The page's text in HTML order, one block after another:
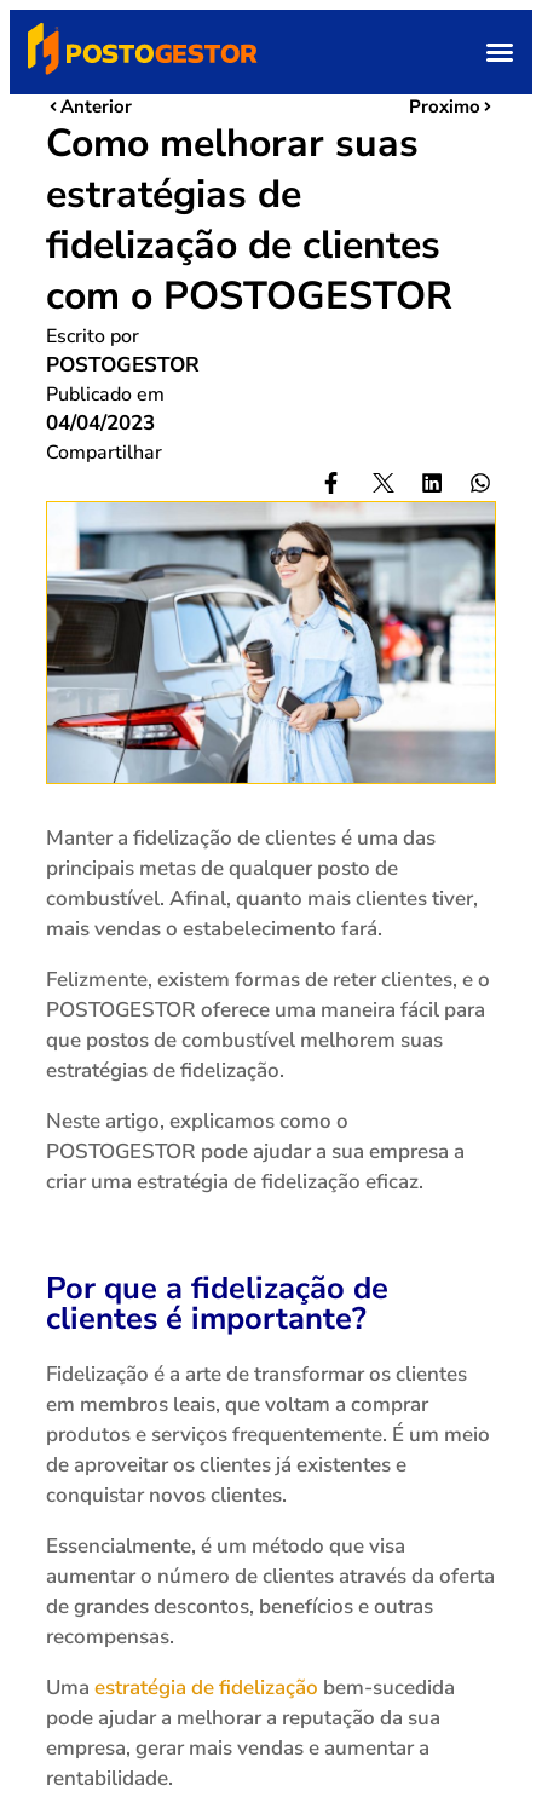
Anterior Proximo
Como melhorar suas
estratégias de
fidelização de clientes
com o POSTOGESTOR
Escrito por
POSTOGESTOR
Publicado em
04/04/2023
Compartilhar
Manter a fidelização de clientes é uma das
principais metas de qualquer posto de
combustível. Afinal, quanto mais clientes tiver,
mais vendas o estabelecimento fará.
Felizmente, existem formas de reter clientes, e o
POSTOGESTOR oferece uma maneira fácil para
que postos de combustível melhorem suas
estratégias de fidelização.
Neste artigo, explicamos como o
POSTOGESTOR pode ajudar a sua empresa a
criar uma estratégia de fidelização eficaz.
Por que a fidelização de
clientes é importante?
Fidelização é a arte de transformar os clientes
em membros leais, que voltam a comprar
produtos e serviços frequentemente. É um meio
de aproveitar os clientes já existentes e
conquistar novos clientes.
Essencialmente, é um método que visa
aumentar o número de clientes através da oferta
de grandes descontos, benefícios e outras
recompensas.
Uma estratégia de fidelização bem-sucedida
pode ajudar a melhorar a reputação da sua
empresa, gerar mais vendas e aumentar a
rentabilidade.